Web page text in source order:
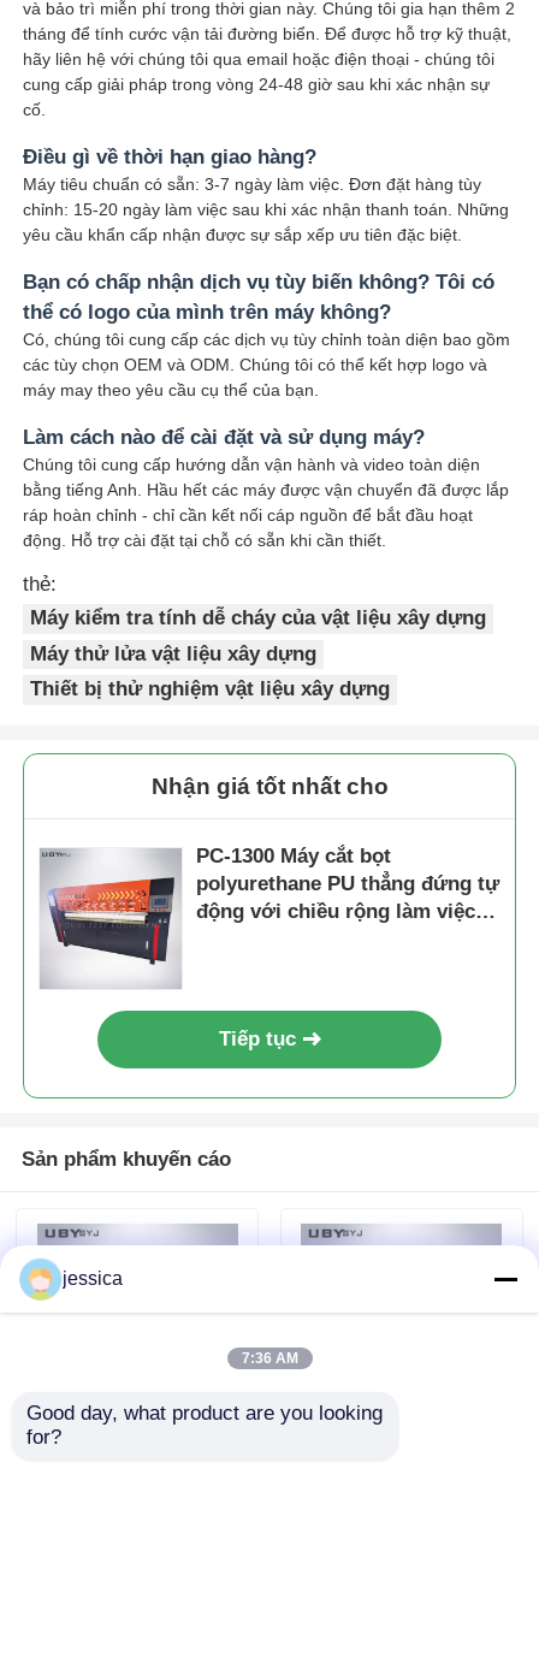
và bảo trì miễn phí trong thời gian này. Chúng tôi gia hạn thêm 2
tháng để tính cước vận tải đường biển. Để được hỗ trợ kỹ thuật,
hãy liên hệ với chúng tôi qua email hoặc điện thoại - chúng tôi
cung cấp giải pháp trong vòng 24-48 giờ sau khi xác nhận sự
cố.
Điều gì về thời hạn giao hàng?
Máy tiêu chuẩn có sẵn: 3-7 ngày làm việc. Đơn đặt hàng tùy
chỉnh: 15-20 ngày làm việc sau khi xác nhận thanh toán. Những
yêu cầu khẩn cấp nhận được sự sắp xếp ưu tiên đặc biệt.
Bạn có chấp nhận dịch vụ tùy biến không? Tôi có
thể có logo của mình trên máy không?
Có, chúng tôi cung cấp các dịch vụ tùy chỉnh toàn diện bao gồm
các tùy chọn OEM và ODM. Chúng tôi có thể kết hợp logo và
máy may theo yêu cầu cụ thể của bạn.
Làm cách nào để cài đặt và sử dụng máy?
Chúng tôi cung cấp hướng dẫn vận hành và video toàn diện
bằng tiếng Anh. Hầu hết các máy được vận chuyển đã được lắp
ráp hoàn chỉnh - chỉ cần kết nối cáp nguồn để bắt đầu hoạt
động. Hỗ trợ cài đặt tại chỗ có sẵn khi cần thiết.
thẻ:
Máy kiểm tra tính dễ cháy của vật liệu xây dựng
Máy thử lửa vật liệu xây dựng
Thiết bị thử nghiệm vật liệu xây dựng
Nhận giá tốt nhất cho
PC-1300 Máy cắt bọt
polyurethane PU thẳng đứng tự
động với chiều rộng làm việc
Tiếp tục
Sản phẩm khuyến cáo
jessica
7:36 AM
Good day, what product are you looking
for?